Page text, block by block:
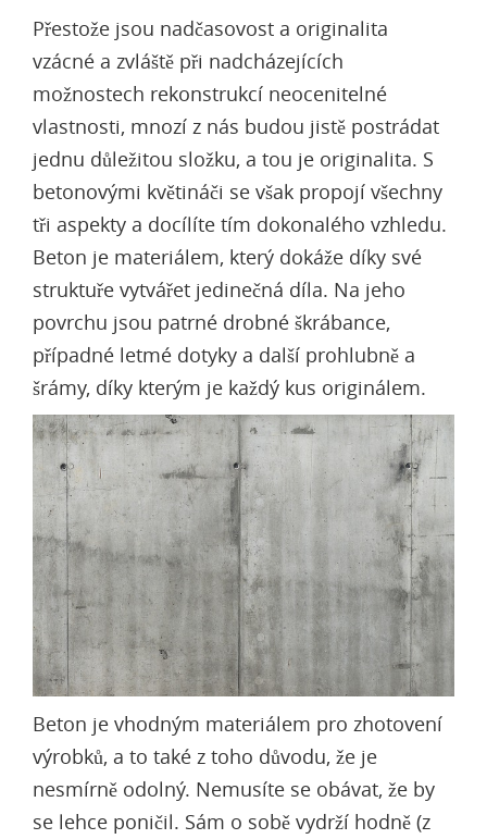
Přestože jsou nadčasovost a originalita
vzácné a zvláště při nadcházejících
možnostech rekonstrukcí neocenitelné
vlastnosti, mnozí z nás budou jistě postrádat
jednu důležitou složku, a tou je originalita. S
betonovými květináči se však propojí všechny
tři aspekty a docílíte tím dokonalého vzhledu.
Beton je materiálem, který dokáže díky své
struktuře vytvářet jedinečná díla. Na jeho
povrchu jsou patrné drobné škrábance,
případné letmé dotyky a další prohlubně a
šrámy, díky kterým je každý kus originálem.
Beton je vhodným materiálem pro zhotovení
výrobků, a to také z toho důvodu, že je
nesmírně odolný. Nemusíte se obávat, že by
se lehce poničil. Sám o sobě vydrží hodně (z